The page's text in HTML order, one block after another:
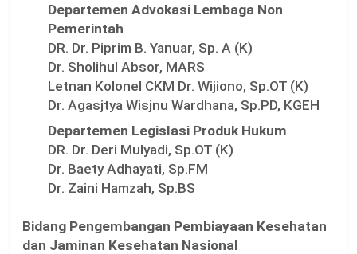
Departemen Advokasi Lembaga Non
Pemerintah
DR. Dr. Piprim B. Yanuar, Sp. A (K)
Dr. Sholihul Absor, MARS
Letnan Kolonel CKM Dr. Wijiono, Sp.OT (K)
Dr. Agasjtya Wisjnu Wardhana, Sp.PD, KGEH
Departemen Legislasi Produk Hukum
DR. Dr. Deri Mulyadi, Sp.OT (K)
Dr. Baety Adhayati, Sp.FM
Dr. Zaini Hamzah, Sp.BS
Bidang Pengembangan Pembiayaan Kesehatan
dan Jaminan Kesehatan Nasional